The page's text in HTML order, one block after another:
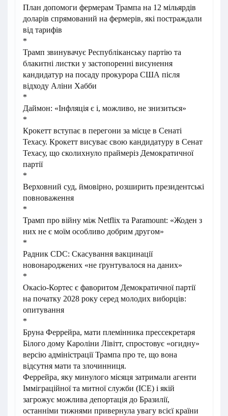
План допомоги фермерам Трампа на 12 мільярдів
доларів спрямований на фермерів, які постраждали
від тарифів
*
Трамп звинувачує Республіканську партію та
блакитні листки у застопоренні висунення
кандидатур на посаду прокурора США після
відходу Аліни Хабби
*
Даймон: «Інфляція є і, можливо, не знизиться»
*
Крокетт вступає в перегони за місце в Сенаті
Техасу. Крокетт висуває свою кандидатуру в Сенат
Техасу, що сколихнуло праймеріз Демократичної
партії
*
Верховний суд, ймовірно, розширить президентські
повноваження
*
Трамп про війну між Netflix та Paramount: «Жоден з
них не є моїм особливо добрим другом»
*
Радник CDC: Скасування вакцинації
новонароджених «не ґрунтувалося на даних»
*
Окасіо-Кортес є фаворитом Демократичної партії
на початку 2028 року серед молодих виборців:
опитування
*
Бруна Феррейра, мати племінника прессекретаря
Білого дому Кароліни Лівітт, спростовує «огидну»
версію адміністрації Трампа про те, що вона
відсутня мати та злочинниця.
Феррейра, яку минулого місяця затримали агенти
Імміграційної та митної служби (ICE) і якій
загрожує можлива депортація до Бразилії,
останніми тижнями привернула увагу всієї країни